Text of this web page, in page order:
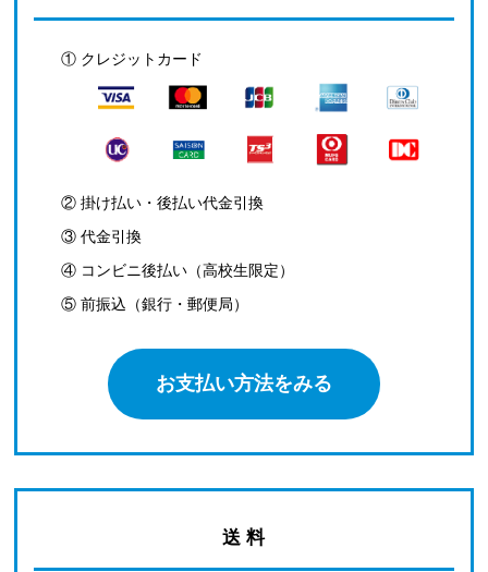
① クレジットカード
② 掛け払い・後払い代金引換
③ 代金引換
④ コンビニ後払い（高校生限定）
⑤ 前振込（銀行・郵便局）
お支払い方法をみる
送 料